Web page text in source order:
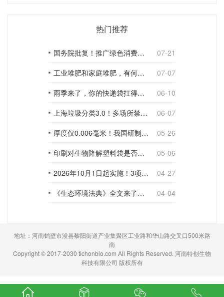
热门推荐
国务院批复！推广绿色消费，引导使用环保可降解包装材料
07-21
工业堆肥和家庭堆肥，有何不同？
07-07
雨季来了，你的快递袋扛得住吗？
06-10
上海垃圾分类3.0！多场所禁止使用一次性塑料袋；推动快递包装绿色转型
06-07
厚度仅0.006毫米！我国研制出超薄型全生物降解渗水地膜
05-26
印刷对生物降解塑料袋是否构成影响？
05-06
2026年10月1日起实施！3项生物降解能力检测新国标
04-27
《生态环境法典》全文来了！降解材料、生物基应用与包装环保规范
04-04
地址：河南鹤壁市浚县黎阳街道产业集聚区工业路和华山路交叉口500米路
南
Copyright © 2017-2030 tichonbio.com All Rights Reserved. 河南特创生物
科技有限公司 版权所有